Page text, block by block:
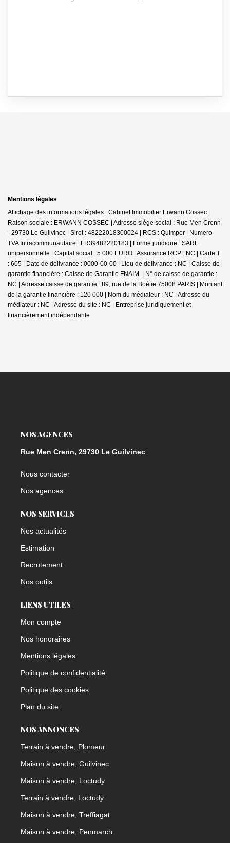
Mentions légales
Affichage des informations légales : Cabinet Immobilier Erwann Cossec |
Raison sociale : ERWANN COSSEC | Adresse siège social : Rue Men Crenn
- 29730 Le Guilvinec | Siret : 48222018300024 | RCS : Quimper | Numero
TVA Intracommunautaire : FR39482220183 | Forme juridique : SARL
unipersonnelle | Capital social : 5 000 EURO | Assurance RCP : NC | Carte T
: 605 | Date de délivrance : 0000-00-00 | Lieu de délivrance : NC | Caisse de
garantie financière : Caisse de Garantie FNAIM. | N° de caisse de garantie :
NC | Adresse caisse de garantie : 89, rue de la Boétie 75008 PARIS | Montant
de la garantie financière : 120 000 | Nom du médiateur : NC | Adresse du
médiateur : NC | Adresse du site : NC | Entreprise juridiquement et
financièrement indépendante
NOS AGENCES
Rue Men Crenn, 29730 Le Guilvinec
Nous contacter
Nos agences
NOS SERVICES
Nos actualités
Estimation
Recrutement
Nos outils
LIENS UTILES
Mon compte
Nos honoraires
Mentions légales
Politique de confidentialité
Politique des cookies
Plan du site
NOS ANNONCES
Terrain à vendre, Plomeur
Maison à vendre, Guilvinec
Maison à vendre, Loctudy
Terrain à vendre, Loctudy
Maison à vendre, Treffiagat
Maison à vendre, Penmarch